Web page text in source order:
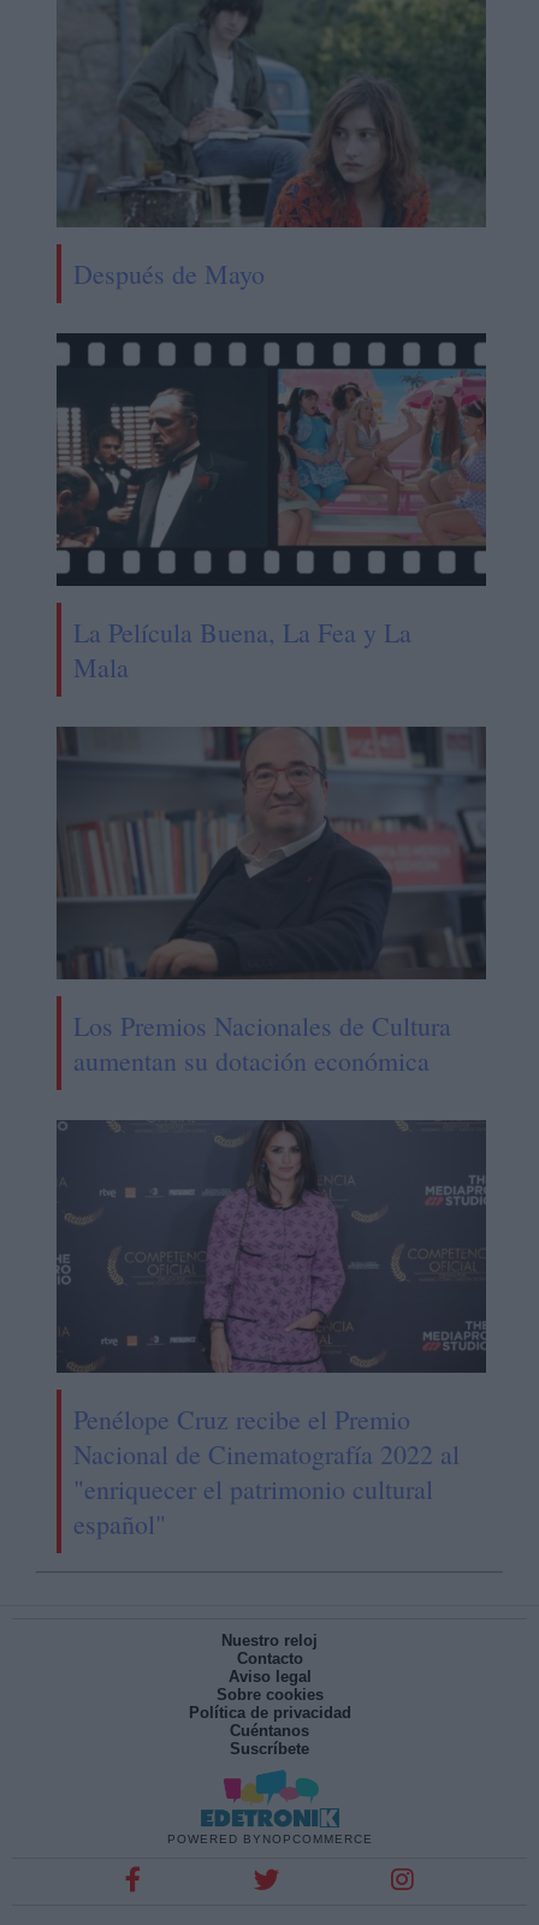
Después de Mayo
La Película Buena, La Fea y La
Mala
Los Premios Nacionales de Cultura
aumentan su dotación económica
Penélope Cruz recibe el Premio
Nacional de Cinematografía 2022 al
"enriquecer el patrimonio cultural
español"
Nuestro reloj
Contacto
Aviso legal
Sobre cookies
Política de privacidad
Cuéntanos
Suscríbete
POWERED BY NOPCOMMERCE